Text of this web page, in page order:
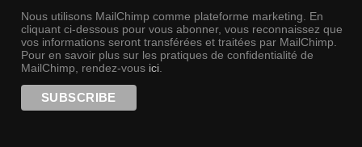
Nous utilisons MailChimp comme plateforme marketing. En
cliquant ci-dessous pour vous abonner, vous reconnaissez que
vos informations seront transférées et traitées par MailChimp.
Pour en savoir plus sur les pratiques de confidentialité de
MailChimp, rendez-vous ici.